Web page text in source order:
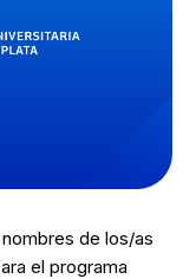
de los/as
el programa